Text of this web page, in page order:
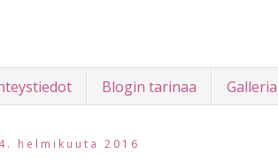
Blogin tarinaa Galleria
helmikuuta 2016